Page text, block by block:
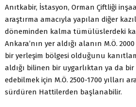
Anıtkabir, İstasyon, Orman Çiftliği
araştırma amacıyla yapılan diğer
döneminden kalma tümülüslerdeki
Ankara’nın yer aldığı alanın M.Ö.
bir yerleşim bölgesi olduğunu
aldığı bilinen bir uygarlıktan ya da
edebilmek için M.Ö. 2500-1700 yılları
sürdüren Hattilerden başlanabilir.